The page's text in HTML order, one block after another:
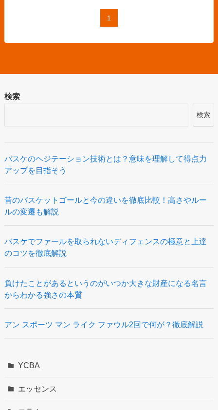
1
検索
検索
バスケのヘジテーション技術とは？意味を理解して得点力
アップを目指そう
昔のバスケットゴールと今の違いを徹底比較！高さやルー
ルの変遷も解説
バスケでファールを取られないディフェンスの極意と上達
のコツを徹底解説
負けたことがあるというのがいつか大きな財産になる名言
からわかる強さの本質
アン スポーツ マン ライク ファウル2回で何が？徹底解説
YCBA
エッセンス